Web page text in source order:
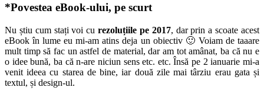
*Povestea eBook-ului, pe scurt
Nu știu cum stați voi curezoluțiile pe 2017, dar prin a scoate acest
eBook în lume eu mi-am atins deja un obiectiv 🙂 Voiam de taaare
mult timp să fac un astfel de material, dar am tot amânat, ba că nu e
o idee bună, ba că n-are niciun sens etc. etc. Însă pe 2 ianuarie mi-a
venit ideea cu starea de bine, iar două zile mai târziu erau gata și
textul, și design-ul.